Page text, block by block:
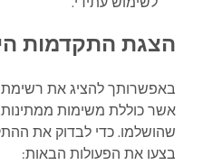
הצגת התקדמות
באפשרותך להציג את
אשר כוללת משימות
שהושלמו. כדי לבדוק את
בצעו את הפעולות הבאות: